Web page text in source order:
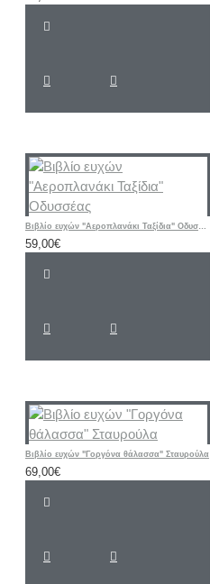
Βιβλίο ευχών "Αεροπλανάκι Ταξίδια" Οδυσσέας
59,00€
Βιβλίο ευχών "Γοργόνα θάλασσα" Σταυρούλα
69,00€